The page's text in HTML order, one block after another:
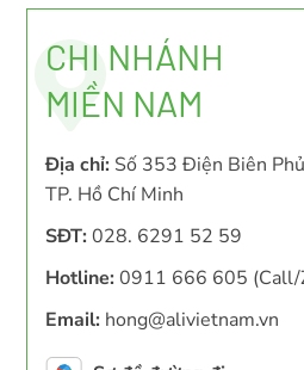
CHI NHÁNH
MIỀN NAM
Địa chỉ: Số 353 Điện Biên
TP. Hồ Chí Minh
SĐT: 028. 6291 52 59
Hotline: 0911 666 605 (Call/
Email: hong@alivietnam.vn